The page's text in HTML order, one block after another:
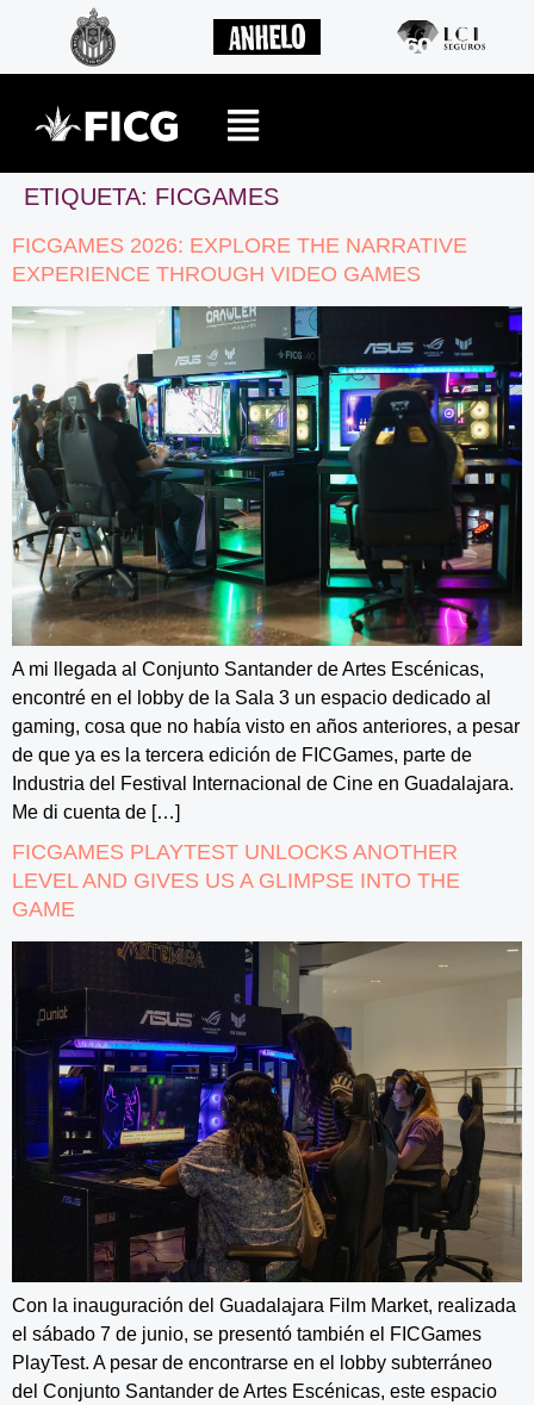
ETIQUETA: FICGAMES
FICGAMES 2026: EXPLORE THE NARRATIVE
EXPERIENCE THROUGH VIDEO GAMES
A mi llegada al Conjunto Santander de Artes Escénicas,
encontré en el lobby de la Sala 3 un espacio dedicado al
gaming, cosa que no había visto en años anteriores, a pesar
de que ya es la tercera edición de FICGames, parte de
Industria del Festival Internacional de Cine en Guadalajara.
Me di cuenta de […]
FICGAMES PLAYTEST UNLOCKS ANOTHER
LEVEL AND GIVES US A GLIMPSE INTO THE
GAME
Con la inauguración del Guadalajara Film Market, realizada
el sábado 7 de junio, se presentó también el FICGames
PlayTest. A pesar de encontrarse en el lobby subterráneo
del Conjunto Santander de Artes Escénicas, este espacio